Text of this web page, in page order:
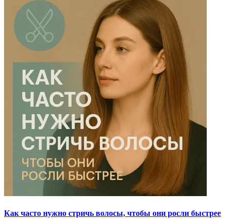
Как часто нужно стричь волосы, чтобы они росли быстрее